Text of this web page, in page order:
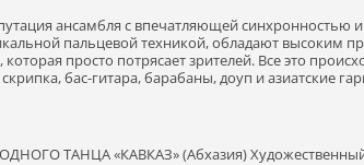
ансамбля с впечатляющей
пальцевой техникой, обладают высоким
просто потрясает зрителей. Все это
бас-гитара, барабаны, доуп и азиатские
ТАНЦА «КАВКАЗ» (Абхазия) Художественный